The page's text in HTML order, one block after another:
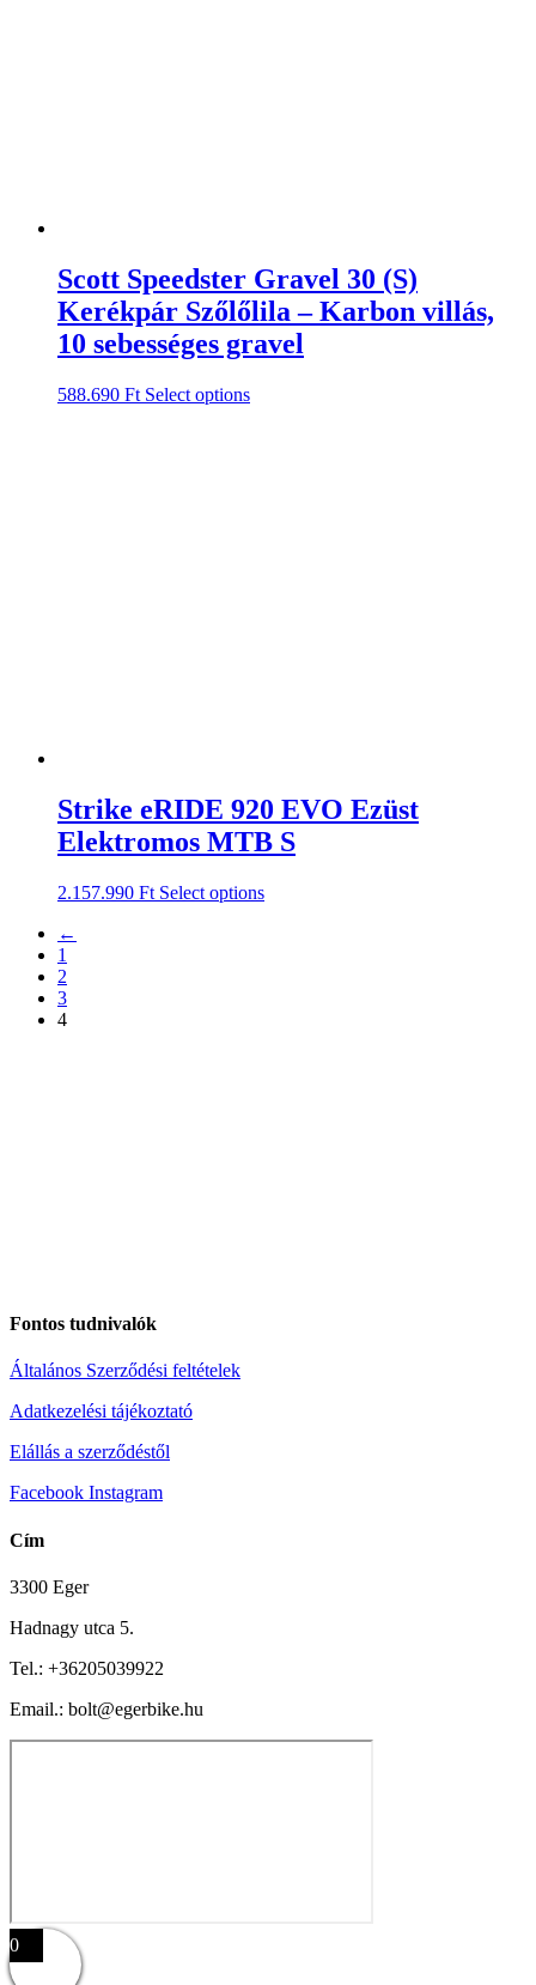
Scott Speedster Gravel 30 (S)
Kerékpár Szőlőlila – Karbon villás,
10 sebességes gravel
588.690 Ft Select options
Strike eRIDE 920 EVO Ezüst
Elektromos MTB S
2.157.990 Ft Select options
←
1
2
3
4
Fontos tudnivalók
Általános Szerződési feltételek
Adatkezelési tájékoztató
Elállás a szerződéstől
Facebook Instagram
Cím
3300 Eger
Hadnagy utca 5.
Tel.: +36205039922
Email.: bolt@egerbike.hu
0